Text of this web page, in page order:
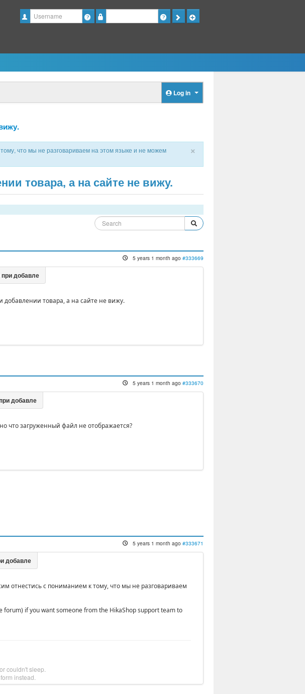
Username
Log in
×
что мы не разговариваем на этом языке и не можем
товара, а на сайте не вижу.
5 years 1 month ago #333669
добавлении товара, а на сайте не вижу.
5 years 1 month ago #333670
что загруженный файл не отображается?
5 years 1 month ago #333671
отнестись с пониманием к тому, что мы не разговариваем
forum) if you want someone from the HikaShop support team to
couldn't sleep.
instead.